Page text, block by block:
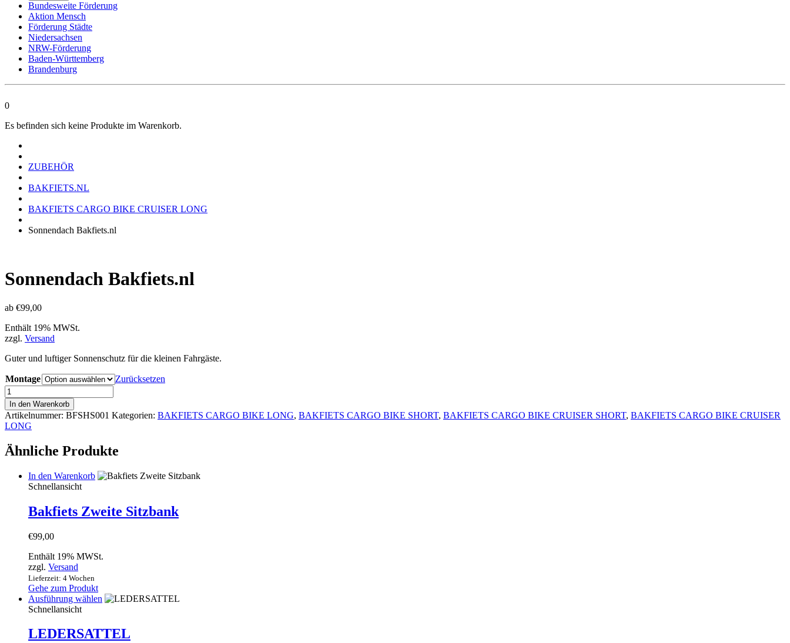
Bundesweite Förderung
Aktion Mensch
Förderung Städte
Niedersachsen
NRW-Förderung
Baden-Württemberg
Brandenburg
0
Es befinden sich keine Produkte im Warenkorb.
ZUBEHÖR
BAKFIETS.NL
BAKFIETS CARGO BIKE CRUISER LONG
Sonnendach Bakfiets.nl
Sonnendach Bakfiets.nl
ab €99,00
Enthält 19% MWSt.
zzgl. Versand
Guter und luftiger Sonnenschutz für die kleinen Fahrgäste.
Montage
Zurücksetzen
Sonnendach
Bakfiets.nl
Menge
In den Warenkorb
Artikelnummer: BFSHS001 Kategorien: BAKFIETS CARGO BIKE LONG, BAKFIETS CARGO BIKE SHORT, BAKFIETS CARGO BIKE CRUISER SHORT, BAKFIETS CARGO BIKE CRUISER
LONG
Ähnliche Produkte
In den Warenkorb
Schnellansicht
Bakfiets Zweite Sitzbank
€99,00
Enthält 19% MWSt.
zzgl. Versand
Lieferzeit: 4 Wochen
Gehe zum Produkt
Ausführung wählen Dieses
mehrere
Varianten
Schnellansicht
LEDERSATTEL